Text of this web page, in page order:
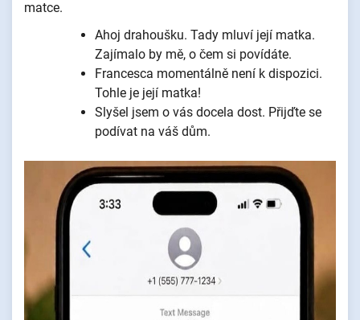
matce.
Ahoj drahoušku. Tady mluví její matka.
Zajímalo by mě, o čem si povídáte.
Francesca momentálně není k dispozici.
Tohle je její matka!
Slyšel jsem o vás docela dost. Přijďte se
podívat na váš dům.